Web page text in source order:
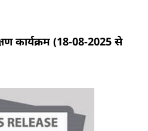
कार्यक्रम (18-08-2025 से